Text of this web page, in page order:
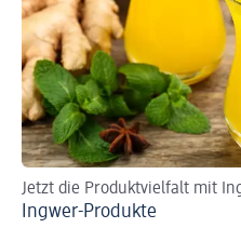
Jetzt die Produktvielfalt mit
Ingwer-Produkte